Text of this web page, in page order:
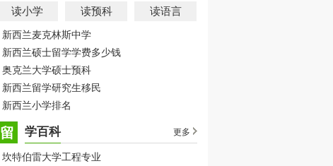
读小学 读预科 读语言
新西兰麦克林斯中学
新西兰硕士留学学费多少钱
奥克兰大学硕士预科
新西兰留学研究生移民
新西兰小学排名
留 学百科 更多
坎特伯雷大学工程专业